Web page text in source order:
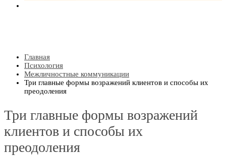
Главная
Психология
Межличностные коммуникации
Три главные формы возражений клиентов и способы их
преодоления
Три главные формы возражений
клиентов и способы их
преодоления